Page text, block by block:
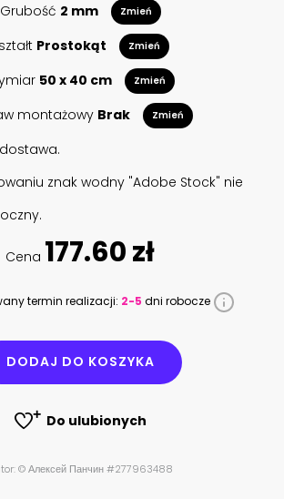
Grubość 2 mm Zmień
Prostokąt Zmień
50 x 40 cm Zmień
montażowy Brak Zmień
znak wodny "Adobe Stock" nie
Cena 177.60 zł
termin realizacji: 2-5 dni robocze
DODAJ DO KOSZYKA
Do ulubionych
© Алексей Панчин #277963488